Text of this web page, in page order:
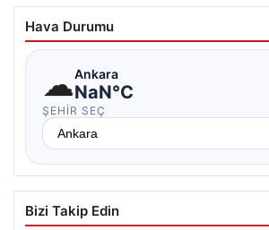
Hava Durumu
☁Ankara
NaN°C
ŞEHIR SEÇ
Bizi Takip Edin